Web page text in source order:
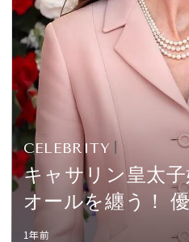
CELEBRITY
キャサリン皇太
オールを纏う！
クのワントーン
1年前